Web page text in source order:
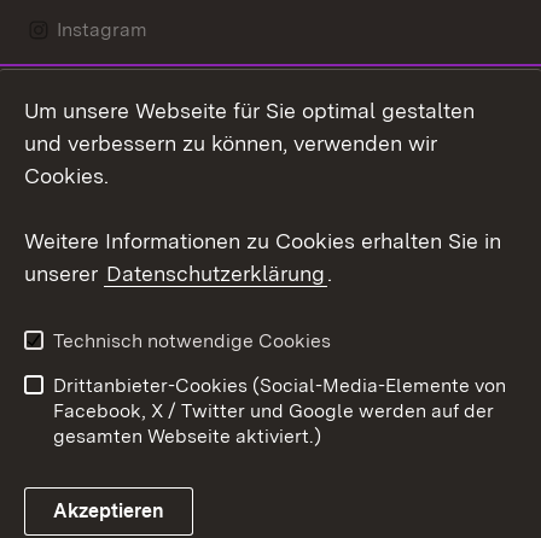
Instagram
Mastodon
Youtube
Link zum Landesportal
Kontakt
Datenschutz
Barrierefreiheit
Impressum Cookies
Um unsere Webseite für Sie optimal gestalten
und verbessern zu können, verwenden wir
Cookies.
Weitere Informationen zu Cookies erhalten Sie in
unserer Datenschutzerklärung.
Technisch notwendige Cookies
Drittanbieter-Cookies (Social-Media-Elemente von
Facebook, X / Twitter und Google werden auf der
gesamten Webseite aktiviert.)
Akzeptieren